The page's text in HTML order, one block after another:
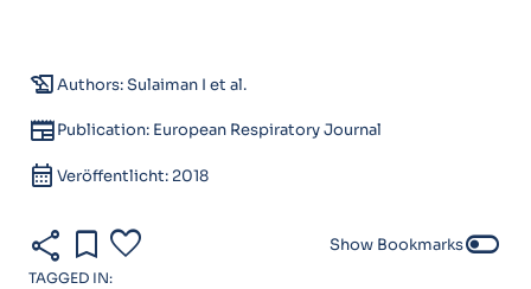
history_eduAuthors: Sulaiman I et al.
newspaperPublication: European Respiratory Journal
calendar_month Veröffentlicht: 2018
share bookmark favorite Show Bookmarkstoggle_off
TAGGED IN: